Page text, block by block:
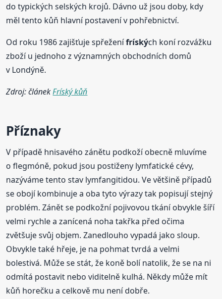
do typických selských krojů. Dávno už jsou doby, kdy
měl tento kůň hlavní postavení v pohřebnictví.
Od roku 1986 zajišťuje spřeženífríských koní rozvážku
zboží u jednoho z významných obchodních domů
v Londýně.
Zdroj: článekFríský kůň
Příznaky
V případě hnisavého zánětu podkoží obecně mluvíme
o flegmóně, pokud jsou postiženy lymfatické cévy,
nazýváme tento stav lymfangitidou. Ve většině případů
se obojí kombinuje a oba tyto výrazy tak popisují stejný
problém. Zánět se podkožní pojivovou tkání obvykle šíří
velmi rychle a zanícená noha takřka před očima
zvětšuje svůj objem. Zanedlouho vypadá jako sloup.
Obvykle také hřeje, je na pohmat tvrdá a velmi
bolestivá. Může se stát, že koně bolí natolik, že se na ni
odmítá postavit nebo viditelně kulhá. Někdy může mít
kůň horečku a celkově mu není dobře.